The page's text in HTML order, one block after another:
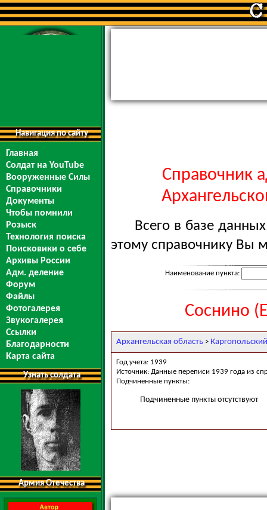
Навигация по сайту
Главная
Солдат на YouTube
Вооруженные Силы
Справочники
Документы
Чтобы помнили
Розыск
Технология поиска
Поисковики о себе
Архивы России
Адм. деление
Форум
Файлы
Фотогалерея
Звукогалерея
Ссылки
Благодарности
Карта сайта
Узнать солдата
Армия Отечества
Справочник
Всего в базе
этому справочнику Вы
Наименование пункта:
Соснино
Архангельская область >
Год учета: 1939
Источник: Данные переписи 1939 года из
Подчиненные пункты:
Подчиненные пункты отсутствуют